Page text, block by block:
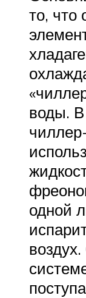
то,
воды. В
одной